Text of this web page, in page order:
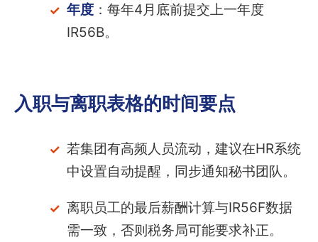
年度：每年4月底前提交上一年度
IR56B。
入职与离职表格的时间要点
若集团有高频人员流动，建议在HR系统
中设置自动提醒，同步通知秘书团队。
离职员工的最后薪酬计算与IR56F数据
需一致，否则税务局可能要求补正。